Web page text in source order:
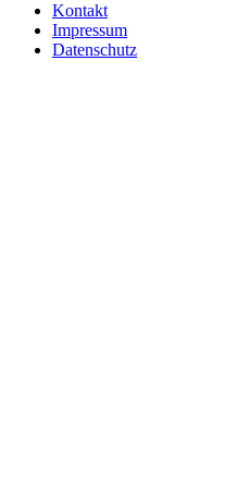
Kontakt
Impressum
Datenschutz